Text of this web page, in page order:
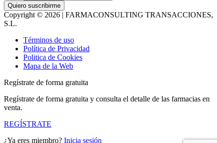
Quiero suscribirme
Copyright © 2026 | FARMACONSULTING TRANSACCIONES,
S.L.
Términos de uso
Política de Privacidad
Politica de Cookies
Mapa de la Web
Regístrate de forma gratuita
Regístrate de forma gratuita y consulta el detalle de las farmacias en
venta.
REGÍSTRATE
¿Ya eres miembro? Inicia sesión